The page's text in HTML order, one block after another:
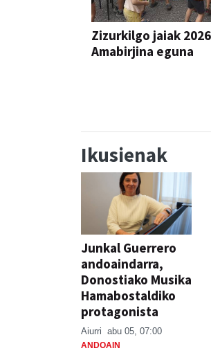
Zizurkilgo jaiak
Amabirjina eguna
Ikusienak
Junkal Guerrero
andoaindarra,
Donostiako Musika
Hamabostaldiko
protagonista
Aiurri abu 05, 07:00
ANDOAIN